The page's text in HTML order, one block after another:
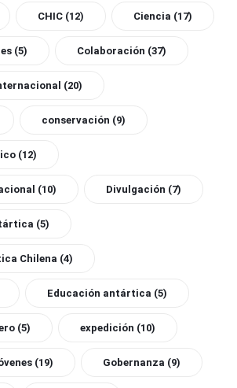
CHIC (12) Ciencia (17)
(5) Colaboración (37)
(20)
conservación (9)
(12)
(10) Divulgación (7)
(5)
Chilena (4)
Educación antártica (5)
(5) expedición (10)
(19) Gobernanza (9)